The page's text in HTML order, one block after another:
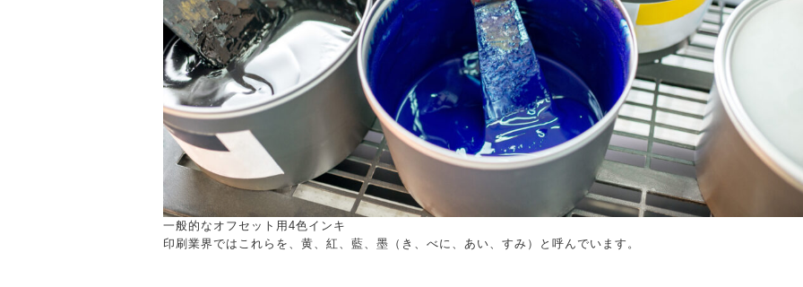
一般的なオフセット用4色インキ
印刷業界ではこれらを、黄、紅、藍、墨（き、べに、あい、すみ）と呼んでいます。